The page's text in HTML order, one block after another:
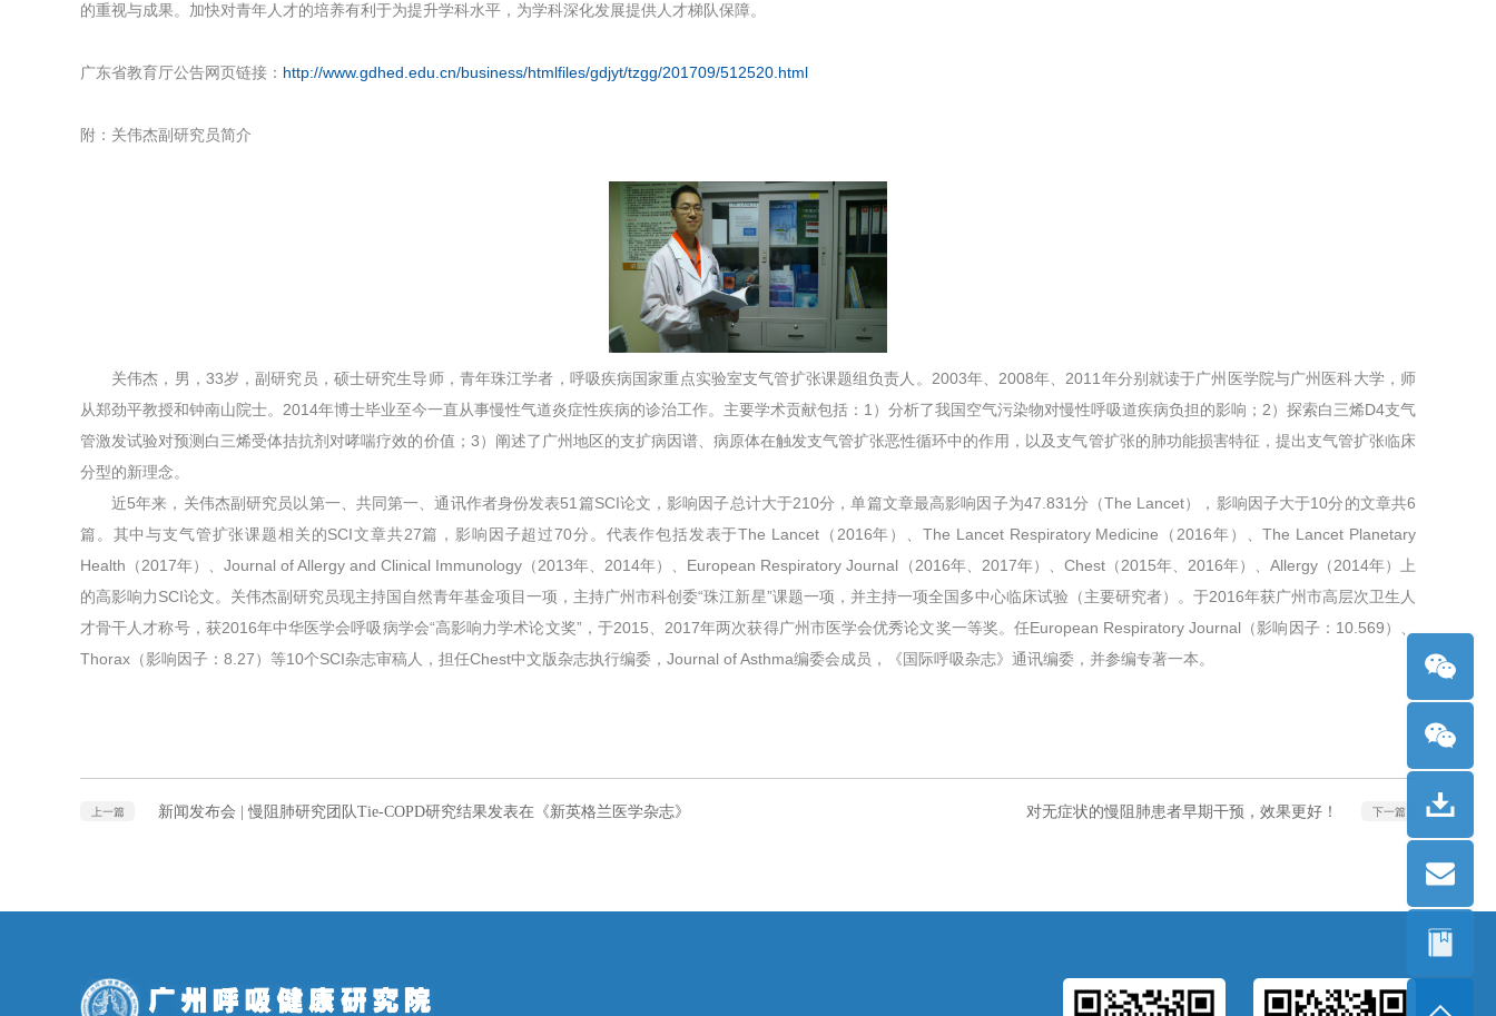
的重视与成果。加快对青年人才的培养有利于为提升学科水平，为学科深化发展提供人才梯队保障。
广东省教育厅公告网页链接： http://www.gdhed.edu.cn/business/htmlfiles/gdjyt/tzgg/201709/512520.html
附：关伟杰副研究员简介
关伟杰，男，33岁，副研究员，硕士研究生导师，青年珠江学者，呼吸疾病国家重点实验室支气管扩张课题组负责人。2003年、2008年、2011年分别就读于广州医学院与广州医科大学，师
从郑劲平教授和钟南山院士。2014年博士毕业至今一直从事慢性气道炎症性疾病的诊治工作。主要学术贡献包括：1）分析了我国空气污染物对慢性呼吸道疾病负担的影响；2）探索白三烯D4支气
管激发试验对预测白三烯受体拮抗剂对哮喘疗效的价值；3）阐述了广州地区的支扩病因谱、病原体在触发支气管扩张恶性循环中的作用，以及支气管扩张的肺功能损害特征，提出支气管扩张临床
分型的新理念。
近5年来，关伟杰副研究员以第一、共同第一、通讯作者身份发表51篇SCI论文，影响因子总计大于210分，单篇文章最高影响因子为47.831分（The Lancet），影响因子大于10分的文章共6
篇。其中与支气管扩张课题相关的SCI文章共27篇，影响因子超过70分。代表作包括发表于The Lancet（2016年）、The Lancet Respiratory Medicine（2016年）、The Lancet Planetary
Health（2017年）、Journal of Allergy and Clinical Immunology（2013年、2014年）、European Respiratory Journal（2016年、2017年）、Chest（2015年、2016年）、Allergy（2014年）上
的高影响力SCI论文。关伟杰副研究员现主持国自然青年基金项目一项，主持广州市科创委“珠江新星”课题一项，并主持一项全国多中心临床试验（主要研究者）。于2016年获广州市高层次卫生人
才骨干人才称号，获2016年中华医学会呼吸病学会“高影响力学术论文奖”，于2015、2017年两次获得广州市医学会优秀论文奖一等奖。任European Respiratory Journal（影响因子：10.569）、
Thorax（影响因子：8.27）等10个SCI杂志审稿人，担任Chest中文版杂志执行编委，Journal of Asthma编委会成员，《国际呼吸杂志》通讯编委，并参编专著一本。
上一篇 新闻发布会 | 慢阻肺研究团队Tie-COPD研究结果发表在《新英格兰医学杂志》 下一篇
对无症状的慢阻肺患者早期干预，效果更好！